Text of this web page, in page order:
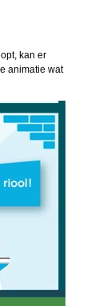
kan er
animatie wat